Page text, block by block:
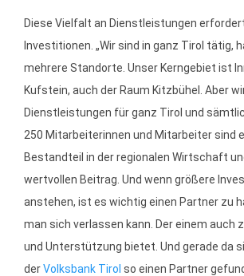
Diese Vielfalt an Dienstleistungen
Investitionen. „Wir sind in ganz Tirol tätig,
mehrere Standorte. Unser Kerngebiet ist
Kufstein, auch der Raum Kitzbühel. Aber
Dienstleistungen für ganz Tirol und
250 Mitarbeiterinnen und Mitarbeiter sind
Bestandteil in der regionalen Wirtschaft
wertvollen Beitrag. Und wenn größere
anstehen, ist es wichtig einen Partner zu
man sich verlassen kann. Der einem auch
und Unterstützung bietet. Und gerade da
derVolksbank Tirol so einen Partner